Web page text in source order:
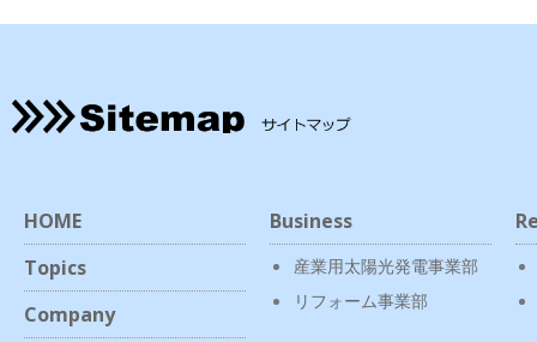
HOME
Topics
Company
Business
産業用太陽光発電事業部
リフォーム事業部